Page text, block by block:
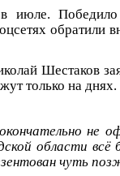
июле.
обратили
Шестаков
только на днях.
не
области всё
чуть